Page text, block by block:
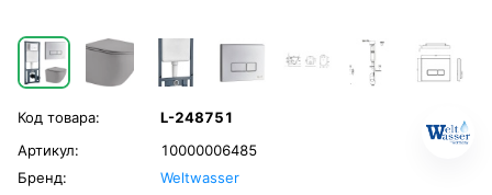
Код товара:
L-248751
Артикул:
10000006485
Бренд:
Weltwasser